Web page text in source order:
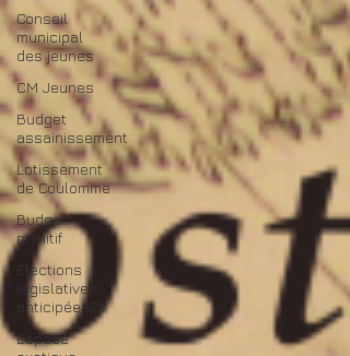
Conseil
municipal
des jeunes
CM Jeunes
Budget
assainissement
Lotissement
de Coulomme
Budget
primitif
Elections
législatives
anticipées24
Espèce